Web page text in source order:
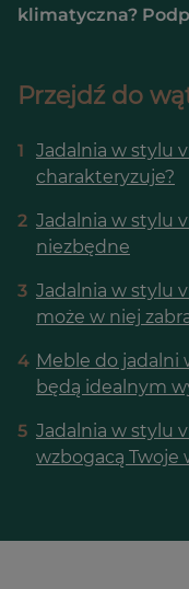
klimatyczna?
Przejdź do
1
Jadalnia w stylu
charakteryzuje?
2 Jadalnia w stylu
niezbędne
3 Jadalnia w stylu
może w niej
4 Meble do jadalni
będą idealnym
5 Jadalnia w stylu
wzbogacą Twoje